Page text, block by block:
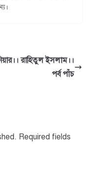
রাহিতুল ইসলাম।।
পর্ব পাঁচ
Required fields